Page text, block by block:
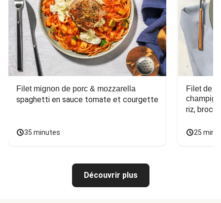
Filet mignon de porc & mozzarella
spaghetti en sauce tomate et courgette
35 minutes
Filet de
riz,
25
Découvrir plus